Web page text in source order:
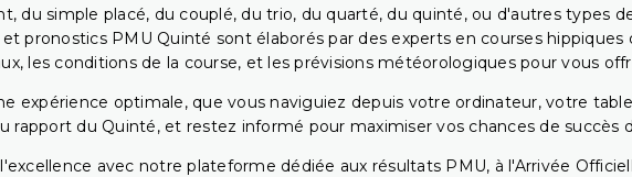
du simple placé, du couplé, du trio, du quarté, du quinté, ou d'autres types
pronostics PMU Quinté sont élaborés par des experts en courses
les conditions de la course, et les prévisions météorologiques pour vous
expérience optimale, que vous naviguiez depuis votre ordinateur, votre
rapport du Quinté, et restez informé pour maximiser vos chances de succès
avec notre plateforme dédiée aux résultats PMU, à l'Arrivée